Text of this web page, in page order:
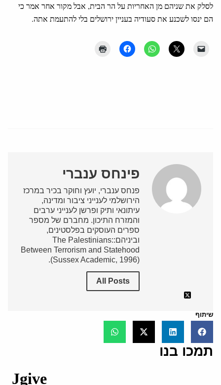
לסלק את שניהם מן האחריות על הר הבית, אבל מקור אחר אמר כי
הם ינסו לשכנע את סעודיה בעניין ירושלים בלי להתעמת אתה.
פינחס ענברי
פנחס ענברי, יועץ וחוקר בכיר במרכז
הירושלמי לענייני ציבור ומדינה,
עיתונאי ותיק ופרשן לענייני ערבים
והמזרח התיכון. מחברם של מספר
ספרים העוסקים בפלסטינים,
וביניהם:The Palestinians:
Between Terrorism and Statehood
(Sussex Academic, 1996).
All Posts
שיתוף
תמכו בנו